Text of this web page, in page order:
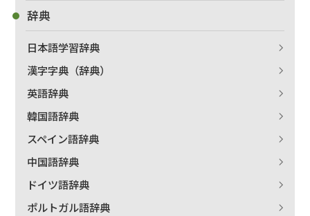
辞典
日本語学習辞典
漢字字典（辞典）
英語辞典
韓国語辞典
スペイン語辞典
中国語辞典
ドイツ語辞典
ポルトガル語辞典